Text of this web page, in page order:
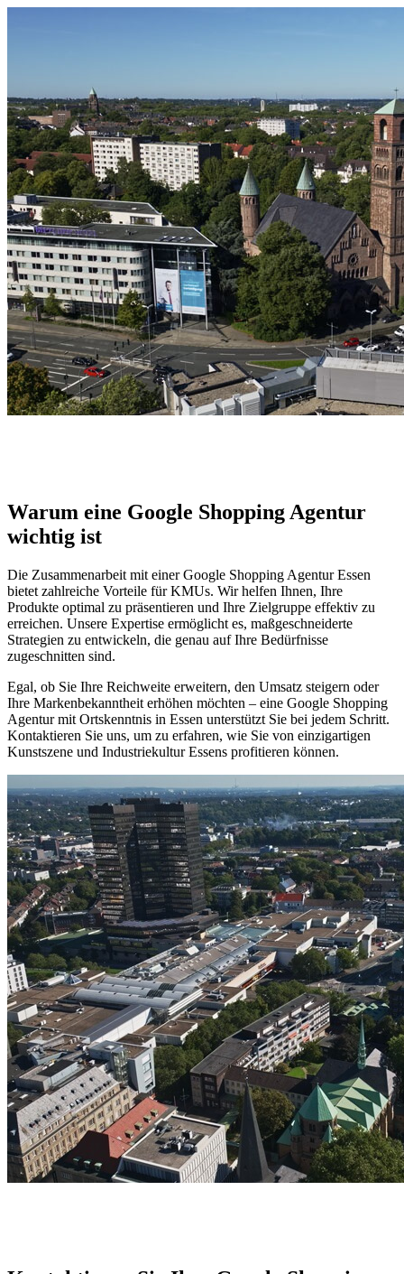
Warum eine Google Shopping Agentur
wichtig ist
Die Zusammenarbeit mit einer Google Shopping Agentur Essen
bietet zahlreiche Vorteile für KMUs. Wir helfen Ihnen, Ihre
Produkte optimal zu präsentieren und Ihre Zielgruppe effektiv zu
erreichen. Unsere Expertise ermöglicht es, maßgeschneiderte
Strategien zu entwickeln, die genau auf Ihre Bedürfnisse
zugeschnitten sind.
Egal, ob Sie Ihre Reichweite erweitern, den Umsatz steigern oder
Ihre Markenbekanntheit erhöhen möchten – eine Google Shopping
Agentur mit Ortskenntnis in Essen unterstützt Sie bei jedem Schritt.
Kontaktieren Sie uns, um zu erfahren, wie Sie von einzigartigen
Kunstszene und Industriekultur Essens profitieren können.